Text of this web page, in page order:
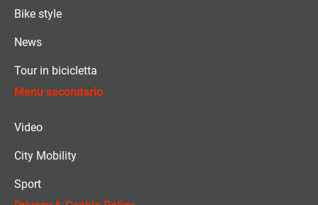
Bike style
News
Tour in bicicletta
Menù secondario
Video
City Mobility
Sport